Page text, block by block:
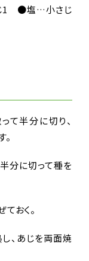
1 ●塩…小さじ
半分に切り、
分に切って種を
おく。
、あじを両面焼